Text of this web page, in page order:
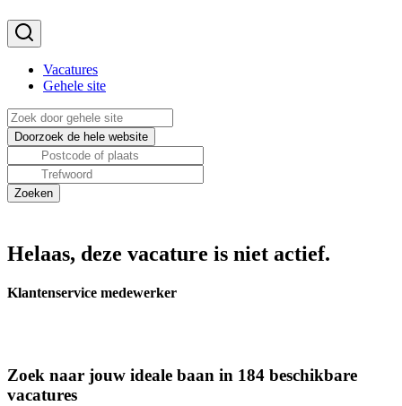
Vacatures
Gehele site
Helaas, deze vacature is niet actief.
Klantenservice medewerker
Zoek naar jouw ideale baan in 184 beschikbare
vacatures